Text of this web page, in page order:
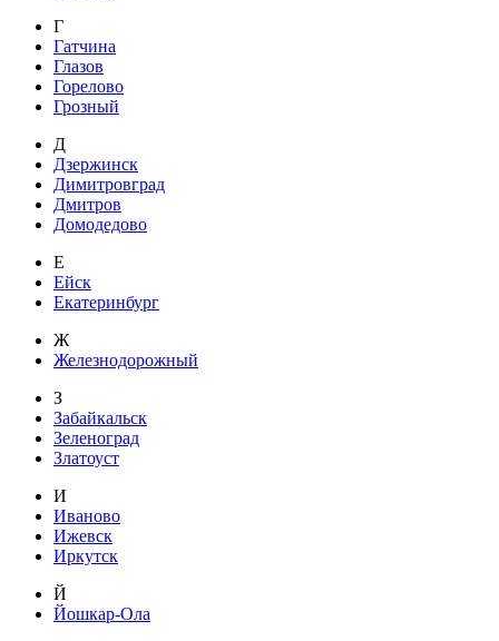
Г
Гатчина
Глазов
Горелово
Грозный
Д
Дзержинск
Димитровград
Дмитров
Домодедово
Е
Ейск
Екатеринбург
Ж
Железнодорожный
З
Забайкальск
Зеленоград
Златоуст
И
Иваново
Ижевск
Иркутск
Й
Йошкар-Ола